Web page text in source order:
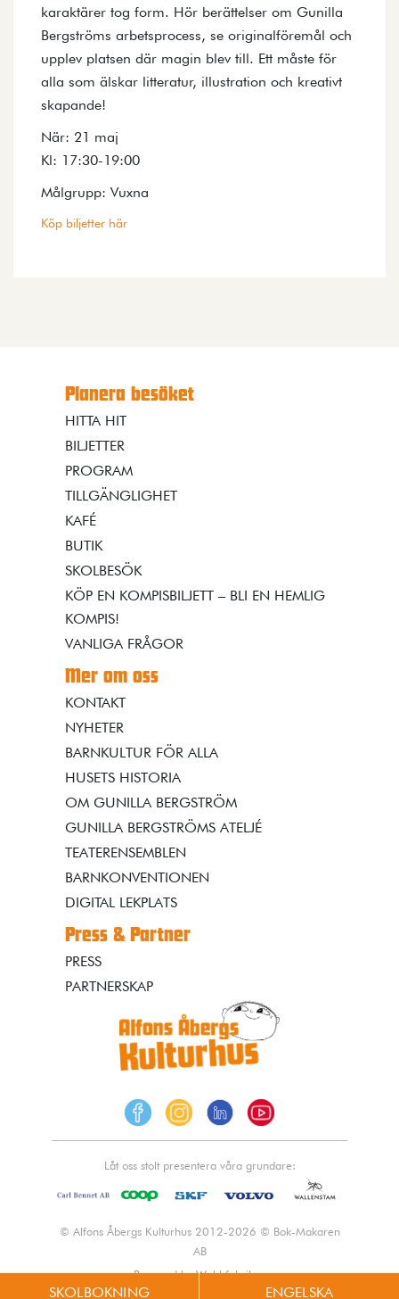
SKOLBOKNING ENGELSKA
karaktärer tog form. Hör berättelser om Gunilla
Bergströms arbetsprocess, se originalföremål och
upplev platsen där magin blev till. Ett måste för
alla som älskar litteratur, illustration och kreativt
skapande!
När: 21 maj
Kl: 17:30-19:00
Målgrupp: Vuxna
Köp biljetter här
Planera besöket
HITTA HIT
BILJETTER
PROGRAM
TILLGÄNGLIGHET
KAFÉ
BUTIK
SKOLBESÖK
KÖP EN KOMPISBILJETT – BLI EN HEMLIG
KOMPIS!
VANLIGA FRÅGOR
Mer om oss
KONTAKT
NYHETER
BARNKULTUR FÖR ALLA
HUSETS HISTORIA
OM GUNILLA BERGSTRÖM
GUNILLA BERGSTRÖMS ATELJÉ
TEATERENSEMBLEN
BARNKONVENTIONEN
DIGITAL LEKPLATS
Press & Partner
PRESS
PARTNERSKAP
Låt oss stolt presentera våra grundare:
© Alfons Åbergs Kulturhus 2012-2026 © Bok-Makaren
AB
Powered by Webbfabriken